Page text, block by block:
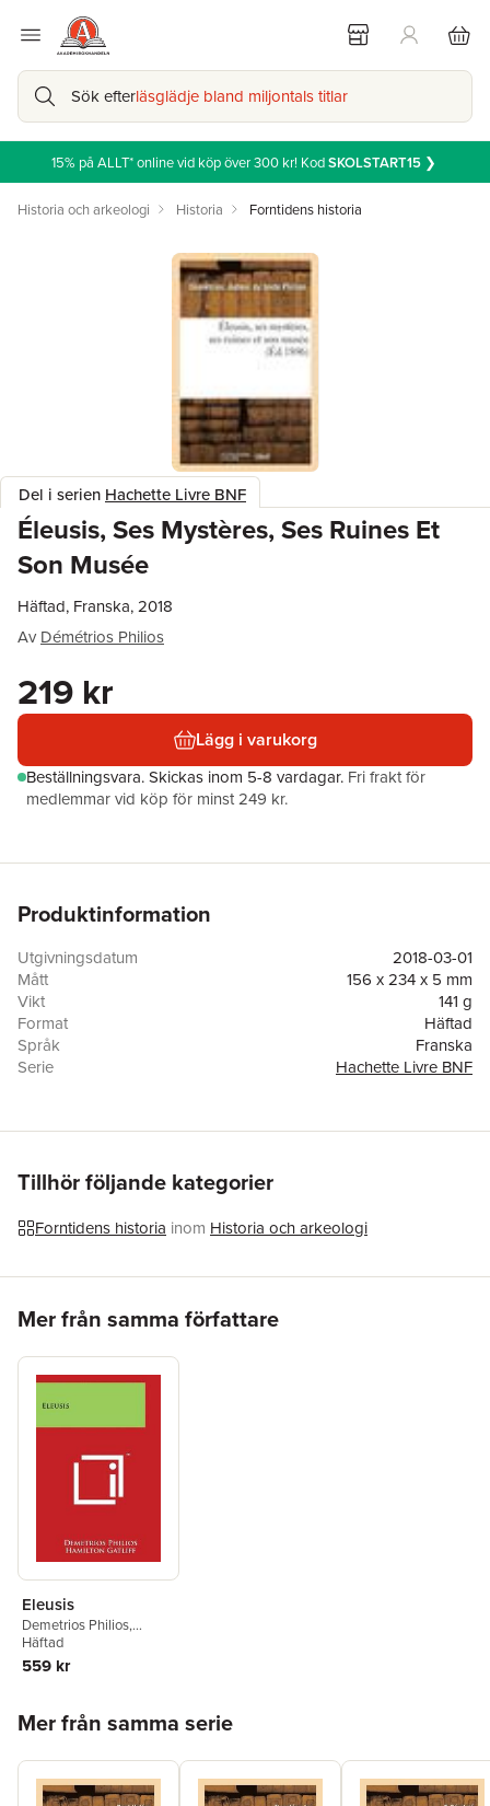
Sök efterläsglädje bland miljontals titlar
15% på ALLT* online vid köp över 300 kr! KodSKOLSTART15❯
Historia och arkeologi Historia Forntidens historia
Del i serien Hachette Livre BNF
Éleusis, Ses Mystères, Ses Ruines Et
Son Musée
Häftad, Franska, 2018
Av Démétrios Philios
219 kr
Lägg i varukorg
Beställningsvara.Skickas inom 5-8 vardagar. Fri frakt för
medlemmar vid köp för minst 249 kr.
Produktinformation
Utgivningsdatum
2018-03-01
Mått
156 x 234 x 5 mm
Vikt
141 g
Format
Häftad
Språk
Franska
Serie
Hachette Livre BNF
ISBN
9782019960483
Tillhör följande kategorier
Forntidens historia inom Historia och arkeologi
Mer från samma författare
Eleusis
Demetrios Philios,
Hamilton Gatliff
Häftad
559 kr
Mer från samma serie